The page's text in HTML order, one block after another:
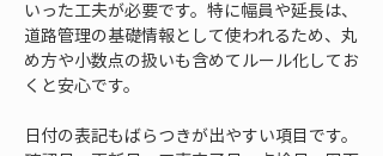
いった工夫が必要です。特に幅員や延長は、
道路管理の基礎情報として使われるため、丸
め方や小数点の扱いも含めてルール化してお
くと安心です。
日付の表記もばらつきが出やすい項目です。